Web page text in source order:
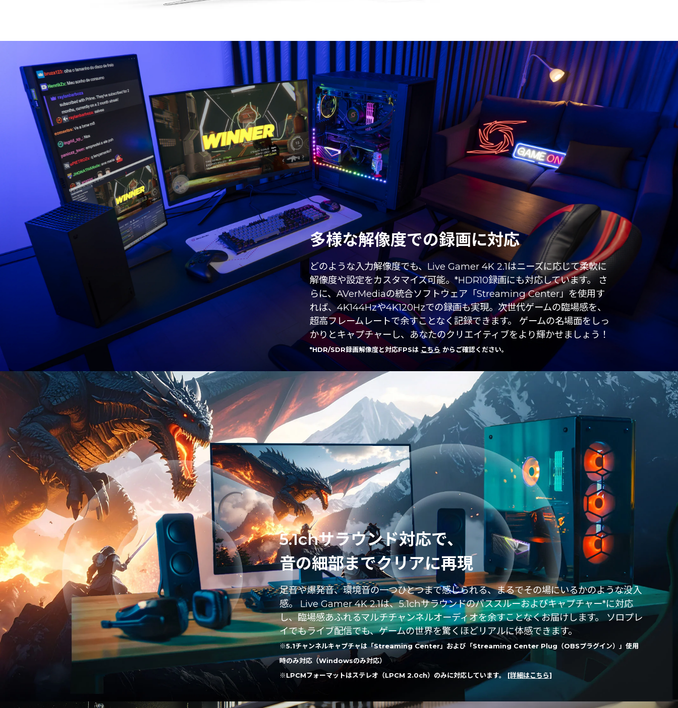
多様な解像度での録画に対応
どのような入力解像度でも、Live Gamer 4K 2.1はニーズに応じて柔軟に
解像度や設定をカスタマイズ可能。*HDR10録画にも対応しています。 さ
らに、AVerMediaの統合ソフトウェア「Streaming Center」を使用す
れば、4K144Hzや4K120Hzでの録画も実現。次世代ゲームの臨場感を、
超高フレームレートで余すことなく記録できます。 ゲームの名場面をしっ
かりとキャプチャーし、あなたのクリエイティブをより輝かせましょう！
*HDR/SDR録画解像度と対応FPSは こちら からご確認ください。
5.1chサラウンド対応で、
音の細部までクリアに再現
足音や爆発音、環境音の一つひとつまで感じられる、まるでその場にいるかのような没入
感。 Live Gamer 4K 2.1は、5.1chサラウンドのパススルーおよびキャプチャー*に対応
し、臨場感あふれるマルチチャンネルオーディオを余すことなくお届けします。 ソロプレ
イでもライブ配信でも、ゲームの世界を驚くほどリアルに体感できます。
※5.1チャンネルキャプチャは「Streaming Center」および「Streaming Center Plug（OBSプラグイン）」使用
時のみ対応（Windowsのみ対応）
※LPCMフォーマットはステレオ（LPCM 2.0ch）のみに対応しています。 [詳細はこちら]